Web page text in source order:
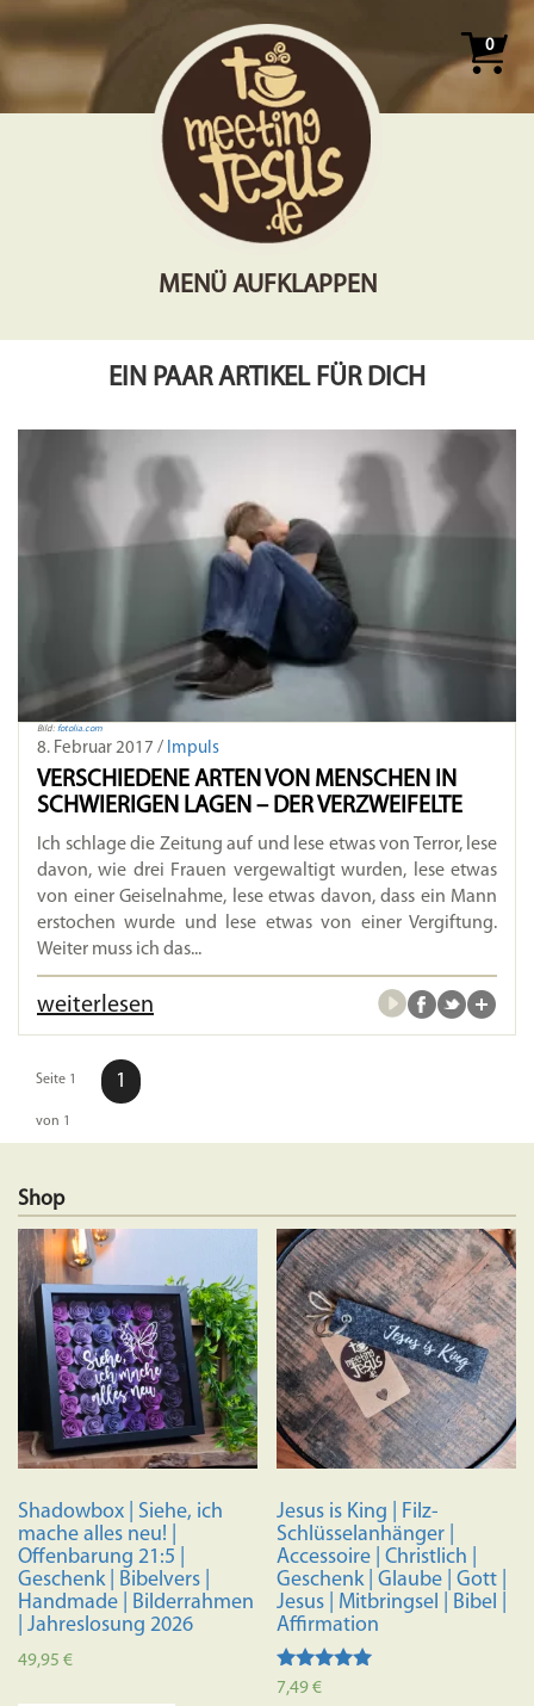
0
MENÜ AUFKLAPPEN
EIN PAAR ARTIKEL FÜR DICH
Bild: fotolia.com
8. Februar 2017 / Impuls
VERSCHIEDENE ARTEN VON MENSCHEN IN
SCHWIERIGEN LAGEN – DER VERZWEIFELTE
Ich schlage die Zeitung auf und lese etwas von Terror, lese
davon, wie drei Frauen vergewaltigt wurden, lese etwas
von einer Geiselnahme, lese etwas davon, dass ein Mann
erstochen wurde und lese etwas von einer Vergiftung.
Weiter muss ich das...
weiterlesen
Seite 1
von 1
1
Shop
Shadowbox | Siehe, ich
mache alles neu! |
Offenbarung 21:5 |
Geschenk | Bibelvers |
Handmade | Bilderrahmen
| Jahreslosung 2026
49,95 €
Jesus is King | Filz-
Schlüsselanhänger |
Accessoire | Christlich |
Geschenk | Glaube | Gott |
Jesus | Mitbringsel | Bibel |
Affirmation
Bewertet mit
7,49€